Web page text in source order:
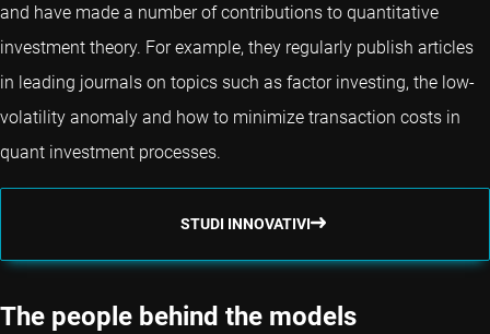
and have made a number of contributions to quantitative
investment theory. For example, they regularly publish articles
in leading journals on topics such as factor investing, the low-
volatility anomaly and how to minimize transaction costs in
quant investment processes.
STUDI INNOVATIVI
The people behind the models